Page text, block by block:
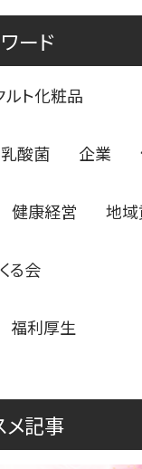
ード
ルト化粧品
乳酸菌 企業
健康経営 地
る会
福利厚生
メ記事